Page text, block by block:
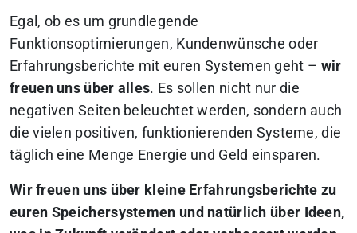
Egal, ob es um grundlegende
Funktionsoptimierungen, Kundenwünsche oder
Erfahrungsberichte mit euren Systemen geht – wir
freuen uns über alles. Es sollen nicht nur die
negativen Seiten beleuchtet werden, sondern auch
die vielen positiven, funktionierenden Systeme, die
täglich eine Menge Energie und Geld einsparen.
Wir freuen uns über kleine Erfahrungsberichte zu
euren Speichersystemen und natürlich über Ideen,